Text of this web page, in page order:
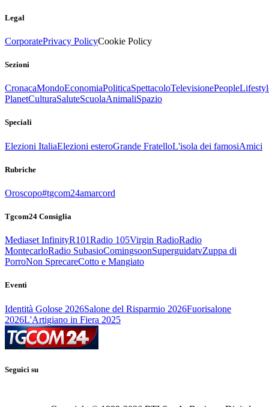
Legal
CorporatePrivacy PolicyCookie Policy
Sezioni
CronacaMondoEconomiaPoliticaSpettacoloTelevisionePeople
PlanetCulturaSaluteScuolaAnimaliSpazio
Speciali
Elezioni ItaliaElezioni esteroGrande FratelloL'isola dei famosiAmici
Rubriche
Oroscopo#tgcom24amarcord
Tgcom24 Consiglia
Mediaset InfinityR101Radio 105Virgin RadioRadio
MontecarloRadio SubasioComingsoonSuperguidatvZuppa di
PorroNon SprecareCotto e Mangiato
Eventi
Identità Golose 2026Salone del Risparmio 2026Fuorisalone
2026L'Artigiano in Fiera 2025
Seguici su